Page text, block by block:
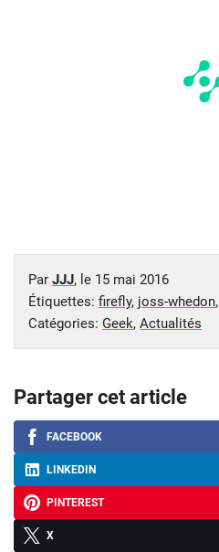
Par JJJ, le 15 mai 2016
Étiquettes: firefly, joss-whedon,
Catégories: Geek, Actualités
Partager cet article
FACEBOOK
LINKEDIN
PINTEREST
X